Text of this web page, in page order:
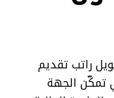
راتب تقديم
تمكّن الجهة